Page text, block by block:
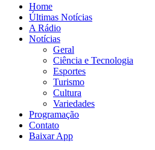
Home
Últimas Notícias
A Rádio
Notícias
Geral
Ciência e Tecnologia
Esportes
Turismo
Cultura
Variedades
Programação
Contato
Baixar App